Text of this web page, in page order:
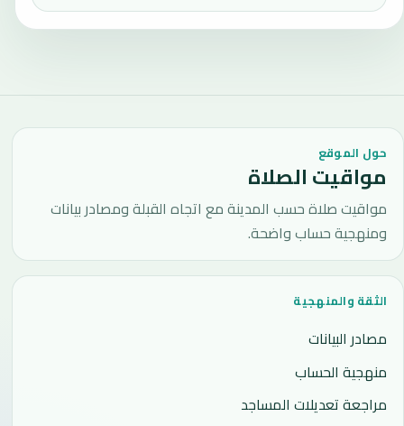
حول الموقع
مواقيت الصلاة
مواقيت صلاة حسب المدينة مع اتجاه القبلة ومصادر بيانات
ومنهجية حساب واضحة.
الثقة والمنهجية
مصادر البيانات
منهجية الحساب
مراجعة تعديلات المساجد